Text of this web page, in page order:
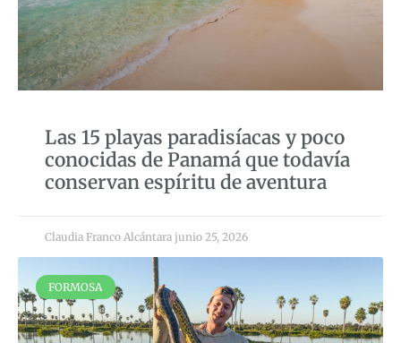
Las 15 playas paradisíacas y poco
conocidas de Panamá que todavía
conservan espíritu de aventura
Claudia Franco Alcántara junio 25, 2026
FORMOSA